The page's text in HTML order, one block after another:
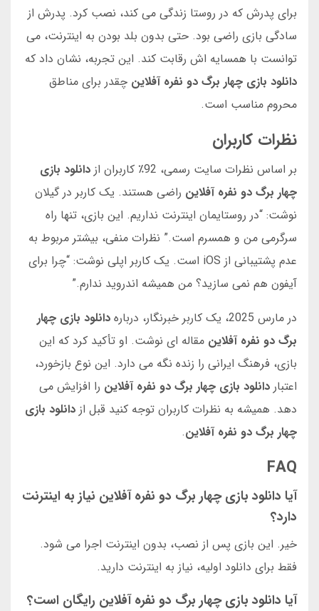
برای پدرش که در روستا زندگی می کند، نصب کرد. پدرش از
سادگی بازی راضی بود. حتی بدون بلد بودن به اینترنت، می
توانست با همسایه اش رقابت کند. این تجربه، نشان داد که
دانلود بازی چهار برگ دو نفره آفلاین چقدر برای مناطق
محروم مناسب است.
نظرات کاربران
بر اساس نظرات سایت رسمی، 92٪ کاربران از
دانلود بازی
چهار برگ دو نفره آفلاین راضی هستند. یک کاربر در گیلان
نوشت: “در روستایمان اینترنت نداریم. این بازی، تنها راه
سرگرمی من و همسرم است.” نظرات منفی، بیشتر مربوط به
عدم پشتیبانی از iOS است. یک کاربر اپلی نوشت: “چرا برای
آیفون هم نمی سازید؟ من همیشه اندروید ندارم.”
در مارس 2025، یک کاربر خبرنگار، درباره
دانلود بازی چهار
برگ دو نفره آفلاین مقاله ای نوشت. او تأکید کرد که این
بازی، فرهنگ ایرانی را زنده نگه می دارد. این نوع بازخورد،
اعتبار دانلود بازی چهار برگ دو نفره آفلاین را افزایش می
دهد. همیشه به نظرات کاربران توجه کنید قبل از دانلود بازی
چهار برگ دو نفره آفلاین.
FAQ
آیا دانلود بازی چهار برگ دو نفره آفلاین نیاز به اینترنت
دارد؟
خیر. این بازی پس از نصب، بدون اینترنت اجرا می شود.
فقط برای دانلود اولیه، نیاز به اینترنت دارید.
آیا دانلود بازی چهار برگ دو نفره آفلاین رایگان است؟